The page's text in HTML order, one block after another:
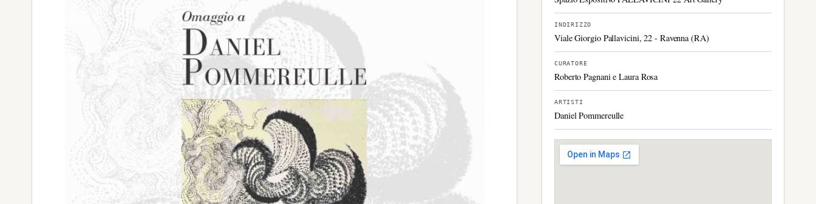
INDIRIZZO
Viale Giorgio Pallavicini, 22 - Ravenna (RA)
CURATORE
Roberto Pagnani e Laura Rosa
ARTISTI
Daniel Pommereulle